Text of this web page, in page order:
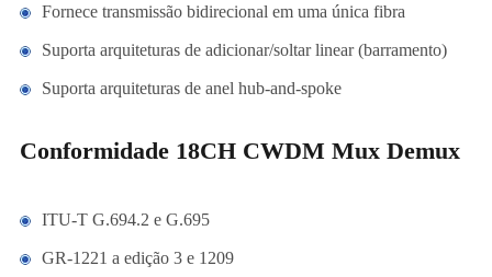
Fornece transmissão bidirecional em uma única fibra
Suporta arquiteturas de adicionar/soltar linear (barramento)
Suporta arquiteturas de anel hub-and-spoke
Conformidade 18CH CWDM Mux Demux
ITU-T G.694.2 e G.695
GR-1221 a edição 3 e 1209